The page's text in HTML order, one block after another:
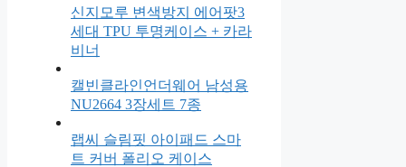
신지모루 변색방지 에어팟3
세대 TPU 투명케이스 + 카라
비너
캘빈클라인언더웨어 남성용
NU2664 3장세트 7종
랩씨 슬림핏 아이패드 스마
트 커버 폴리오 케이스